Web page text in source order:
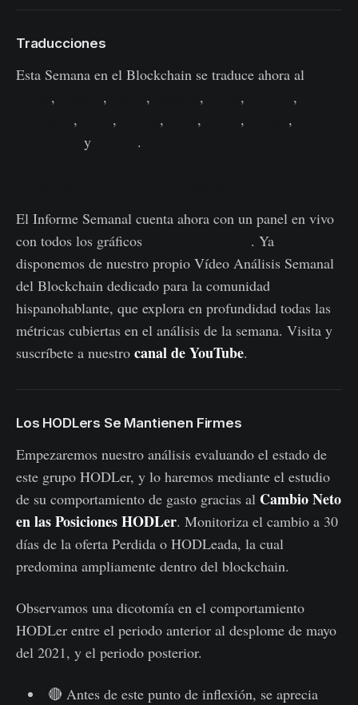
Traducciones
Esta Semana en el Blockchain se traduce ahora al
, , , , ,
,
, , , , ,
,
y .
El Informe Semanal cuenta ahora con un panel en vivo
con todos los gráficos
. Ya
disponemos de nuestro propio Vídeo Análisis Semanal
del Blockchain dedicado para la comunidad
hispanohablante, que explora en profundidad todas las
métricas cubiertas en el análisis de la semana. Visita y
suscríbete a nuestro canal de YouTube.
Los HODLers Se Mantienen Firmes
Empezaremos nuestro análisis evaluando el estado de
este grupo HODLer, y lo haremos mediante el estudio
de su comportamiento de gasto gracias al Cambio Neto
en las Posiciones HODLer. Monitoriza el cambio a 30
días de la oferta Perdida o HODLeada, la cual
predomina ampliamente dentro del blockchain.
Observamos una dicotomía en el comportamiento
HODLer entre el periodo anterior al desplome de mayo
del 2021, y el periodo posterior.
🔴 Antes de este punto de inflexión, se aprecia